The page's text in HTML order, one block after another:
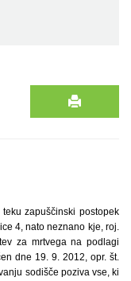
zapuščinski postopek
4, nato neznano kje, roj.
za mrtvega na podlagi
dne 19. 9. 2012, opr. št.
sodišče poziva vse, ki